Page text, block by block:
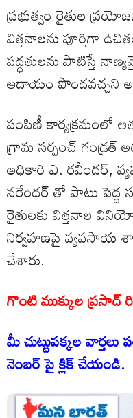
ప్రభుత్వం రైతుల
విత్తనాలను పూర్తిగా
పద్ధతులను పాటిస్తే
ఆదాయం పొందవచ్చని
పంపిణీ కార్యక్రమంలో
గ్రామ సర్పంచ్
అధికారి ఎ. రవీందర్,
నరేందర్ తో పాటు పెద్ద
రైతులకు విత్తనాల
నిర్వహణపై వ్యవసాయ
చేశారు.
గొంటి ముక్కుల ప్రసాద్
మీ చుట్టుపక్కల
నెంబర్ పై క్లిక్ చేయండి.